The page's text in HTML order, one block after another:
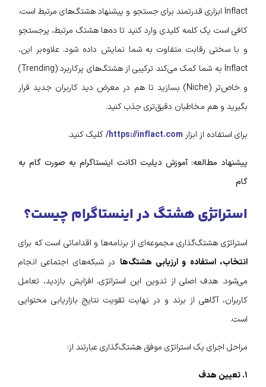
Inflact ابزاری قدرتمند برای جستجو و پیشنهاد هشتگ‌های مرتبط است.
کافی است یک کلمه کلیدی وارد کنید تا ده‌ها هشتگ مرتبط، پرجستجو
و با سختی رقابت متفاوت به شما نمایش داده شود. علاوه‌بر این،
Inflact به شما کمک می‌کند ترکیبی از هشتگ‌های پرکاربرد (Trending)
و خاص‌تر (Niche) بسازید تا هم در معرض دید کاربران جدید قرار
بگیرید و هم مخاطبان دقیق‌تری جذب کنید.
برای استفاده از ابزار https://inflact.com/ کلیک کنید.
پیشنهاد مطالعه: آموزش دیلیت اکانت اینستاگرام به صورت گام به
گام
استراتژی هشتگ در اینستاگرام چیست؟
استراتژی هشتگ‌گذاری مجموعه‌ای از برنامه‌ها و اقداماتی است که برای
انتخاب، استفاده و ارزیابی هشتگ‌ها در شبکه‌های اجتماعی انجام
می‌شود. هدف اصلی از تدوین این استراتژی، افزایش بازدید، تعامل
کاربران، آگاهی از برند و در نهایت تقویت نتایج بازاریابی محتوایی
است.
مراحل اجرای یک استراتژی موفق هشتگ‌گذاری عبارتند از:
۱. تعیین هدف